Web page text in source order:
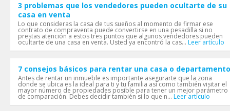
3 problemas que los vendedores pueden ocultarte de su
casa en venta
Lo que consideras la casa de tus sueños al momento de firmar ese
contrato de compraventa puede convertirse en una pesadilla si no
prestas atención a estos tres puntos que algunos vendedores pueden
ocultarte de una casa en venta. Usted ya encontró la cas... Leer artículo
7 consejos básicos para rentar una casa o departamento
Antes de rentar un inmueble es importante asegurarte que la zona
donde se ubica es la ideal para ti y tu familia así como también visitar el
mayor número de propiedades posible para tener un mejor parámetro
de comparación. Debes decidir también si lo que n... Leer artículo